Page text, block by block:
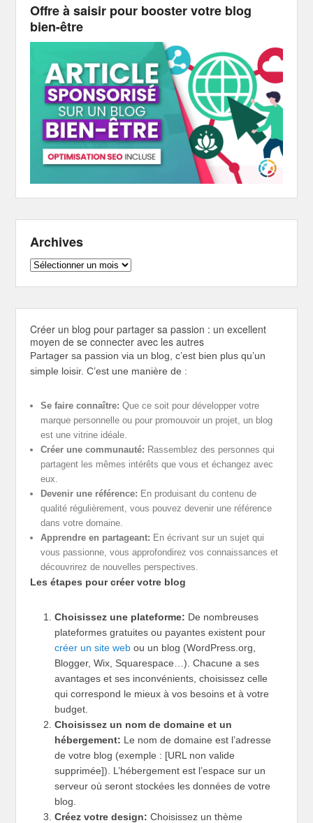
Offre à saisir pour booster votre blog
bien-être
Archives
Archives
Créer un blog pour partager sa passion : un excellent
moyen de se connecter avec les autres
Partager sa passion via un blog, c’est bien plus qu’un
simple loisir. C’est une manière de :
Se faire connaître: Que ce soit pour développer votre
marque personnelle ou pour promouvoir un projet, un blog
est une vitrine idéale.
Créer une communauté: Rassemblez des personnes qui
partagent les mêmes intérêts que vous et échangez avec
eux.
Devenir une référence: En produisant du contenu de
qualité régulièrement, vous pouvez devenir une référence
dans votre domaine.
Apprendre en partageant: En écrivant sur un sujet qui
vous passionne, vous approfondirez vos connaissances et
découvrirez de nouvelles perspectives.
Les étapes pour créer votre blog
Choisissez une plateforme: De nombreuses
plateformes gratuites ou payantes existent pour
créer un site web ou un blog (WordPress.org,
Blogger, Wix, Squarespace…). Chacune a ses
avantages et ses inconvénients, choisissez celle
qui correspond le mieux à vos besoins et à votre
budget.
Choisissez un nom de domaine et un
hébergement: Le nom de domaine est l’adresse
de votre blog (exemple : [URL non valide
supprimée]). L’hébergement est l’espace sur un
serveur où seront stockées les données de votre
blog.
Créez votre design: Choisissez un thème